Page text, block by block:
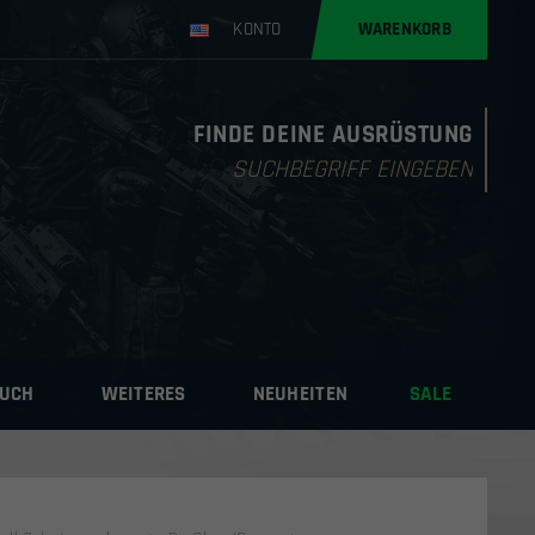
KONTO WARENKORB
FINDE DEINE AUSRÜSTUNG
Products
WEITERES NEUHEITEN SALE